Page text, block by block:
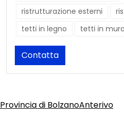
ristrutturazione esterni
tetti in legno
tetti in
Contatta
Provincia di BolzanoAnterivo